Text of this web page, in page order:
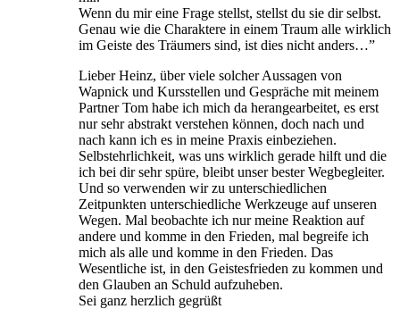
Wenn du mir eine Frage stellst, stellst du sie dir selbst.
Genau wie die Charaktere in einem Traum alle wirklich
im Geiste des Träumers sind, ist dies nicht anders…”
Lieber Heinz, über viele solcher Aussagen von
Wapnick und Kursstellen und Gespräche mit meinem
Partner Tom habe ich mich da herangearbeitet, es erst
nur sehr abstrakt verstehen können, doch nach und
nach kann ich es in meine Praxis einbeziehen.
Selbstehrlichkeit, was uns wirklich gerade hilft und die
ich bei dir sehr spüre, bleibt unser bester Wegbegleiter.
Und so verwenden wir zu unterschiedlichen
Zeitpunkten unterschiedliche Werkzeuge auf unseren
Wegen. Mal beobachte ich nur meine Reaktion auf
andere und komme in den Frieden, mal begreife ich
mich als alle und komme in den Frieden. Das
Wesentliche ist, in den Geistesfrieden zu kommen und
den Glauben an Schuld aufzuheben.
Sei ganz herzlich gegrüßt